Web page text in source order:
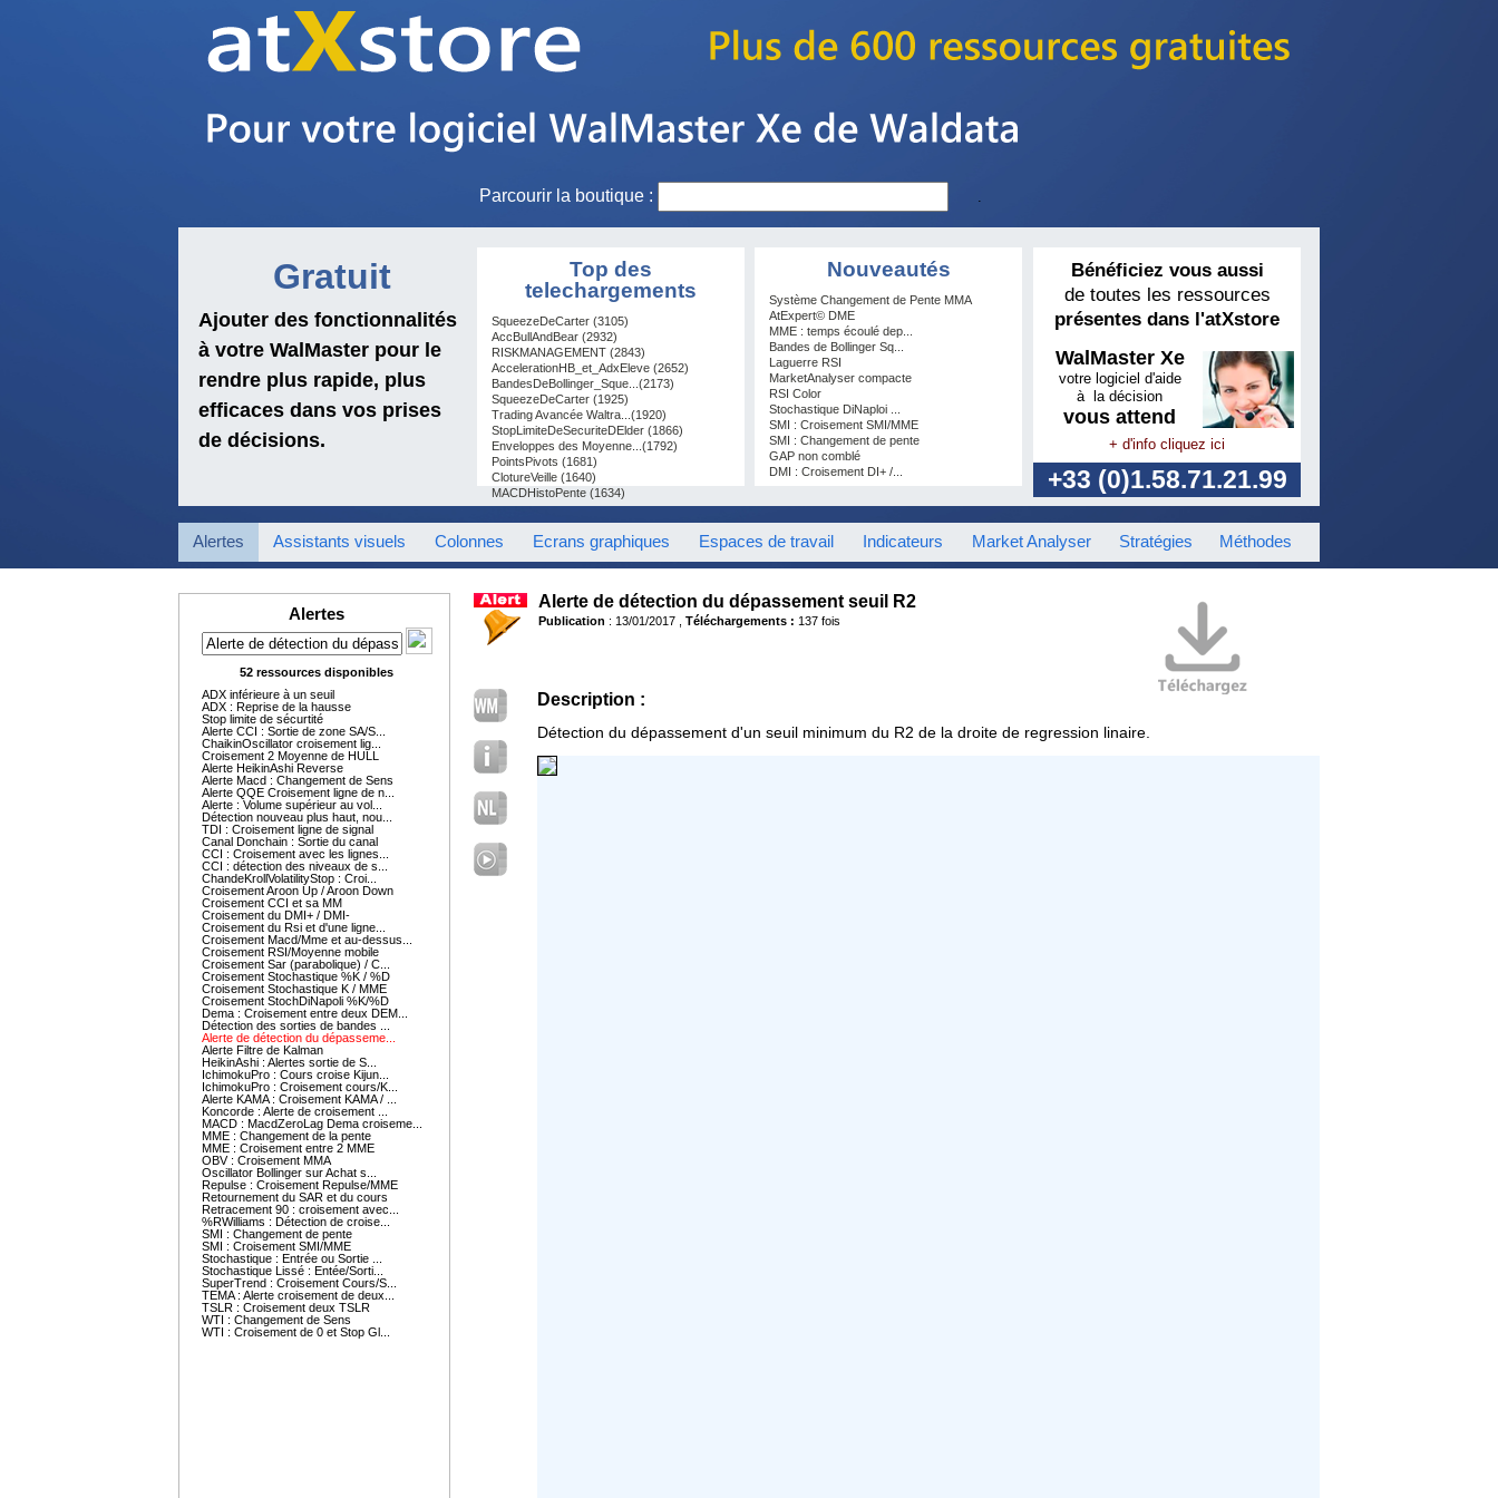
Parcourir la boutique :
Gratuit
Ajouter des fonctionnalités
à votre WalMaster pour le
rendre plus rapide, plus
efficaces dans vos prises
de décisions.
Top des
telechargements
SqueezeDeCarter (3105)
AccBullAndBear (2932)
RISKMANAGEMENT (2843)
AccelerationHB_et_AdxEleve (2652)
BandesDeBollinger_Sque...(2173)
SqueezeDeCarter (1925)
Trading Avancée Waltra...(1920)
StopLimiteDeSecuriteDElder (1866)
Enveloppes des Moyenne...(1792)
PointsPivots (1681)
ClotureVeille (1640)
MACDHistoPente (1634)
Nouveautés
Système Changement de Pente MMA
AtExpert© DME
MME : temps écoulé dep...
Bandes de Bollinger Sq...
Laguerre RSI
MarketAnalyser compacte
RSI Color
Stochastique DiNaploi ...
SMI : Croisement SMI/MME
SMI : Changement de pente
GAP non comblé
DMI : Croisement DI+ /...
Bénéficiez vous aussi
de toutes les ressources
présentes dans l'atXstore
WalMaster Xe
votre logiciel d'aide
à la décision
vous attend
+ d'info cliquez ici
+33 (0)1.58.71.21.99
Alertes Assistants visuels Colonnes Ecrans graphiques Espaces de travail Indicateurs Market Analyser Stratégies Méthodes
Alertes
52 ressources disponibles
ADX inférieure à un seuil
ADX : Reprise de la hausse
Stop limite de sécurtité
Alerte CCI : Sortie de zone SA/S...
ChaikinOscillator croisement lig...
Croisement 2 Moyenne de HULL
Alerte HeikinAshi Reverse
Alerte Macd : Changement de Sens
Alerte QQE Croisement ligne de n...
Alerte : Volume supérieur au vol...
Détection nouveau plus haut, nou...
TDI : Croisement ligne de signal
Canal Donchain : Sortie du canal
CCI : Croisement avec les lignes...
CCI : détection des niveaux de s...
ChandeKrollVolatilityStop : Croi...
Croisement Aroon Up / Aroon Down
Croisement CCI et sa MM
Croisement du DMI+ / DMI-
Croisement du Rsi et d'une ligne...
Croisement Macd/Mme et au-dessus...
Croisement RSI/Moyenne mobile
Croisement Sar (parabolique) / C...
Croisement Stochastique %K / %D
Croisement Stochastique K / MME
Croisement StochDiNapoli %K/%D
Dema : Croisement entre deux DEM...
Détection des sorties de bandes ...
Alerte de détection du dépasseme...
Alerte Filtre de Kalman
HeikinAshi : Alertes sortie de S...
IchimokuPro : Cours croise Kijun...
IchimokuPro : Croisement cours/K...
Alerte KAMA : Croisement KAMA / ...
Koncorde : Alerte de croisement ...
MACD : MacdZeroLag Dema croiseme...
MME : Changement de la pente
MME : Croisement entre 2 MME
OBV : Croisement MMA
Oscillator Bollinger sur Achat s...
Repulse : Croisement Repulse/MME
Retournement du SAR et du cours
Retracement 90 : croisement avec...
%RWilliams : Détection de croise...
SMI : Changement de pente
SMI : Croisement SMI/MME
Stochastique : Entrée ou Sortie ...
Stochastique Lissé : Entée/Sorti...
SuperTrend : Croisement Cours/S...
TEMA : Alerte croisement de deux...
TSLR : Croisement deux TSLR
WTI : Changement de Sens
WTI : Croisement de 0 et Stop Gl...
Alerte de détection du dépassement seuil R2
Publication : 13/01/2017 , Téléchargements : 137 fois
Description :
Détection du dépassement d'un seuil minimum du R2 de la droite de regression linaire.